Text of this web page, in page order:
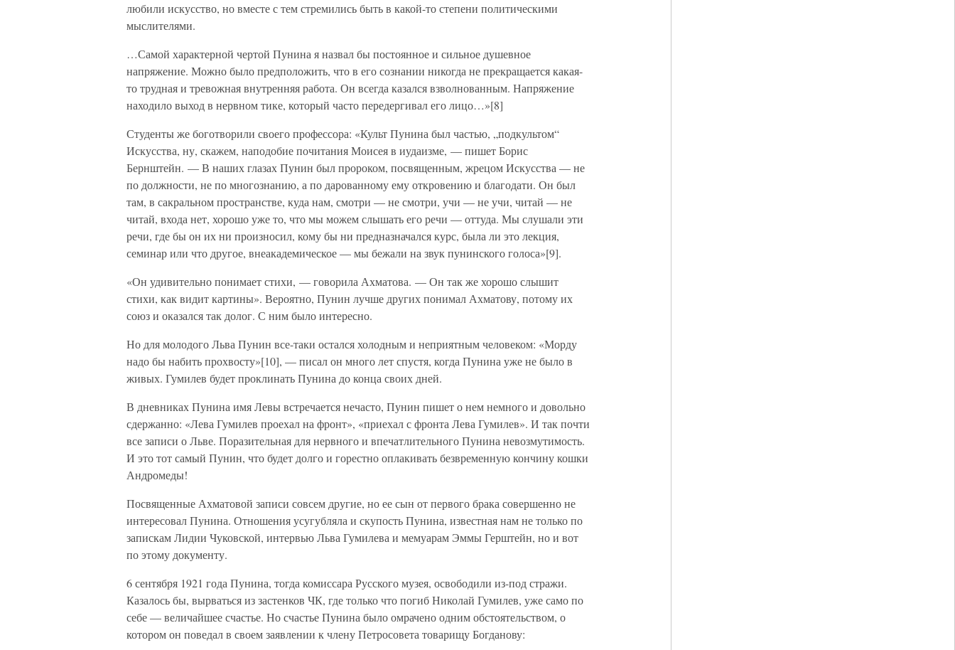
любили искусство, но вместе с тем стремились быть в какой-то степени политическими
мыслителями.
…Самой характерной чертой Пунина я назвал бы постоянное и сильное душевное
напряжение. Можно было предположить, что в его сознании никогда не прекращается какая-
то трудная и тревожная внутренняя работа. Он всегда казался взволнованным. Напряжение
находило выход в нервном тике, который часто передергивал его лицо…»[8]
Студенты же боготворили своего профессора: «Культ Пунина был частью, „подкультом“
Искусства, ну, скажем, наподобие почитания Моисея в иудаизме, — пишет Борис
Бернштейн. — В наших глазах Пунин был пророком, посвященным, жрецом Искусства — не
по должности, не по многознанию, а по дарованному ему откровению и благодати. Он был
там, в сакральном пространстве, куда нам, смотри — не смотри, учи — не учи, читай — не
читай, входа нет, хорошо уже то, что мы можем слышать его речи — оттуда. Мы слушали эти
речи, где бы он их ни произносил, кому бы ни предназначался курс, была ли это лекция,
семинар или что другое, внеакадемическое — мы бежали на звук пунинского голоса»[9].
«Он удивительно понимает стихи, — говорила Ахматова. — Он так же хорошо слышит
стихи, как видит картины». Вероятно, Пунин лучше других понимал Ахматову, потому их
союз и оказался так долог. С ним было интересно.
Но для молодого Льва Пунин все-таки остался холодным и неприятным человеком: «Морду
надо бы набить прохвосту»[10], — писал он много лет спустя, когда Пунина уже не было в
живых. Гумилев будет проклинать Пунина до конца своих дней.
В дневниках Пунина имя Левы встречается нечасто, Пунин пишет о нем немного и довольно
сдержанно: «Лева Гумилев проехал на фронт», «приехал с фронта Лева Гумилев». И так почти
все записи о Льве. Поразительная для нервного и впечатлительного Пунина невозмутимость.
И это тот самый Пунин, что будет долго и горестно оплакивать безвременную кончину кошки
Андромеды!
Посвященные Ахматовой записи совсем другие, но ее сын от первого брака совершенно не
интересовал Пунина. Отношения усугубляла и скупость Пунина, известная нам не только по
запискам Лидии Чуковской, интервью Льва Гумилева и мемуарам Эммы Герштейн, но и вот
по этому документу.
6 сентября 1921 года Пунина, тогда комиссара Русского музея, освободили из-под стражи.
Казалось бы, вырваться из застенков ЧК, где только что погиб Николай Гумилев, уже само по
себе — величайшее счастье. Но счастье Пунина было омрачено одним обстоятельством, о
котором он поведал в своем заявлении к члену Петросовета товарищу Богданову: